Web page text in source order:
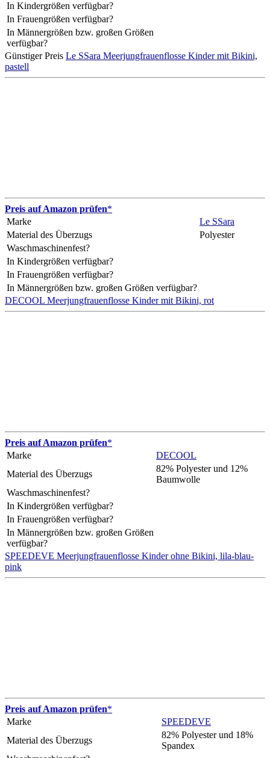
In Kindergrößen verfügbar?
In Frauengrößen verfügbar?
In Männergrößen bzw. großen Größen
verfügbar?
Günstiger Preis Le SSara Meerjungfrauenflosse Kinder mit Bikini,
pastell
Preis auf Amazon prüfen*
Marke
Le SSara
Material des Überzugs
Polyester
Waschmaschinenfest?
In Kindergrößen verfügbar?
In Frauengrößen verfügbar?
In Männergrößen bzw. großen Größen verfügbar?
DECOOL Meerjungfrauenflosse Kinder mit Bikini, rot
Preis auf Amazon prüfen*
Marke
DECOOL
Material des Überzugs
82% Polyester und 12%
Baumwolle
Waschmaschinenfest?
In Kindergrößen verfügbar?
In Frauengrößen verfügbar?
In Männergrößen bzw. großen Größen
verfügbar?
SPEEDEVE Meerjungfrauenflosse Kinder ohne Bikini, lila-blau-
pink
Preis auf Amazon prüfen*
Marke
SPEEDEVE
Material des Überzugs
82% Polyester und 18%
Spandex